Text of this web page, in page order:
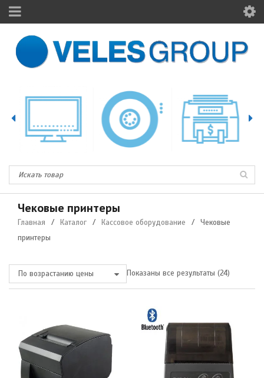
Чековые принтеры
Главная / Каталог / Кассовое оборудование /
Чековые
принтеры
По возрастанию цены Показаны все результаты (24)